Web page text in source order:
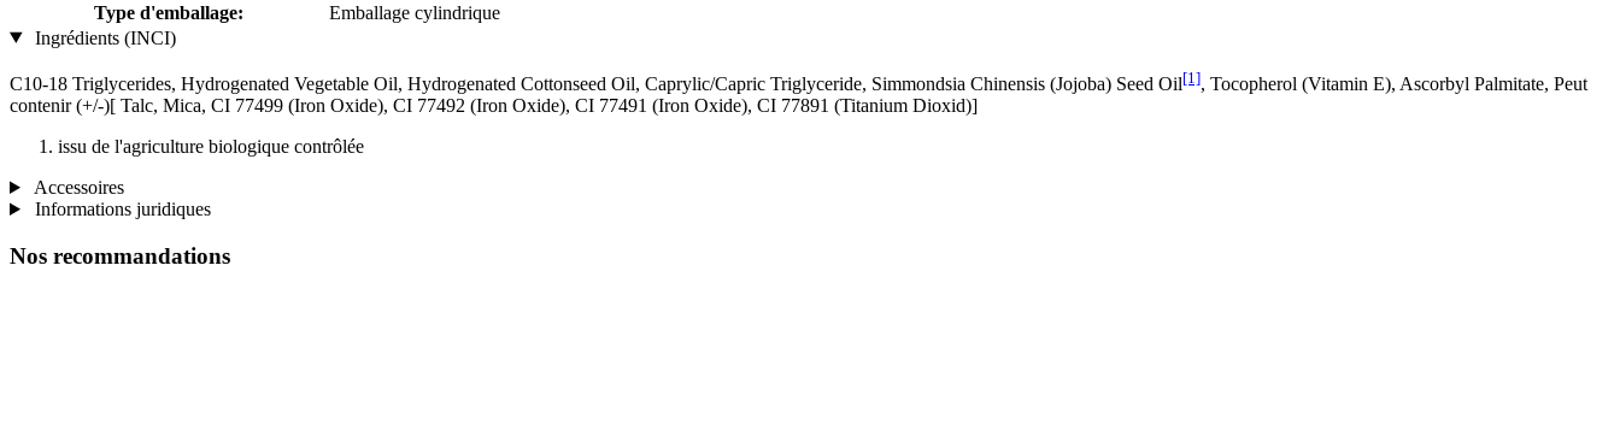
Type d'emballage:
Emballage cylindrique
Ingrédients (INCI)
C10-18 Triglycerides, Hydrogenated Vegetable Oil, Hydrogenated Cottonseed Oil, Caprylic/Capric Triglyceride, Simmondsia Chinensis (Jojoba) Seed Oil[1], Tocopherol (Vitamin E), Ascorbyl Palmitate, Peut
contenir (+/-)[ Talc, Mica, CI 77499 (Iron Oxide), CI 77492 (Iron Oxide), CI 77491 (Iron Oxide), CI 77891 (Titanium Dioxid)]
issu de l'agriculture biologique contrôlée
Accessoires
Informations juridiques
Nos recommandations